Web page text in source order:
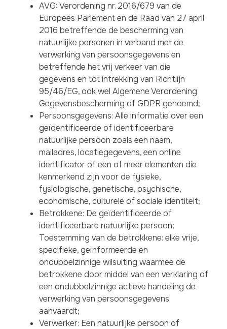
AVG: Verordening nr. 2016/679 van de
Europees Parlement en de Raad van 27 april
2016 betreffende de bescherming van
natuurlijke personen in verband met de
verwerking van persoonsgegevens en
betreffende het vrij verkeer van die
gegevens en tot intrekking van Richtlijn
95/46/EG, ook wel Algemene Verordening
Gegevensbescherming of GDPR genoemd;
Persoonsgegevens: Alle informatie over een
geïdentificeerde of identificeerbare
natuurlijke persoon zoals een naam,
mailadres, locatiegegevens, een online
identificator of een of meer elementen die
kenmerkend zijn voor de fysieke,
fysiologische, genetische, psychische,
economische, culturele of sociale identiteit;
Betrokkene: De geïdentificeerde of
identificeerbare natuurlijke persoon;
Toestemming van de betrokkene: elke vrije,
specifieke, geïnformeerde en
ondubbelzinnige wilsuiting waarmee de
betrokkene door middel van een verklaring of
een ondubbelzinnige actieve handeling de
verwerking van persoonsgegevens
aanvaardt;
Verwerker: Een natuurlijke persoon of